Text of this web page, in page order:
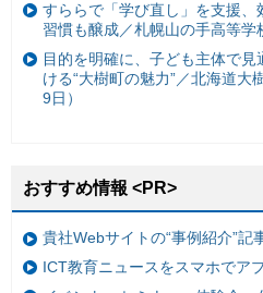
すららで「学び直し」を支援
習慣も醸成／札幌山の手高等学
目的を明確に、子ども主体で
ける“大樹町の魅力”／北海道大
9日）
おすすめ情報 <PR>
貴社Webサイトの“事例紹介”記
ICT教育ニュースをスマホでア